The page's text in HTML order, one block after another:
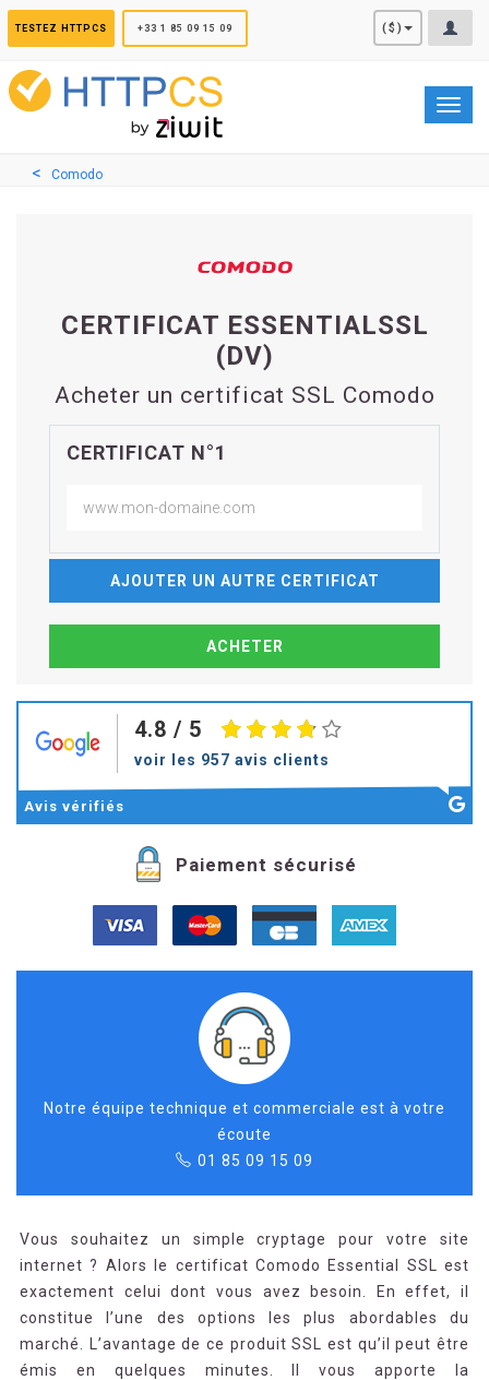
TESTEZ HTTPCS +33 1 85 09 15 09 ($)
Comodo
CERTIFICAT ESSENTIALSSL
(DV)
Acheter un certificat SSL Comodo
CERTIFICAT N°1
AJOUTER UN AUTRE CERTIFICAT
4.8 / 5
voir les 957 avis clients
Avis vérifiés
Paiement sécurisé
Notre équipe technique et commerciale est à votre
écoute
01 85 09 15 09
Vous souhaitez un simple cryptage pour votre site
internet ? Alors le certificat Comodo Essential SSL est
exactement celui dont vous avez besoin. En effet, il
constitue l’une des options les plus abordables du
marché. L’avantage de ce produit SSL est qu’il peut être
émis en quelques minutes. Il vous apporte la
Panneau de gestion des cookies